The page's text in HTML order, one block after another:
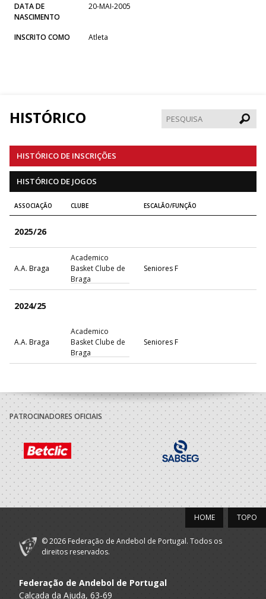
DATA DE
NASCIMENTO
20-MAI-2005
INSCRITO COMO Atleta
HISTÓRICO
HISTÓRICO DE INSCRIÇÕES
HISTÓRICO DE JOGOS
ASSOCIAÇÃO CLUBE ESCALÃO/FUNÇÃO
2025/26
A.A. Braga
Academico
Basket Clube de
Braga
Seniores F
2024/25
A.A. Braga
Academico
Basket Clube de
Braga
Seniores F
PATROCINADORES OFICIAIS
TOPO
HOME
© 2026 Federação de Andebol de Portugal. Todos os
direitos reservados.
Federação de Andebol de Portugal
Calçada da Ajuda, 63-69